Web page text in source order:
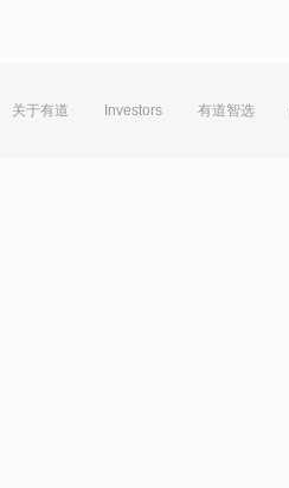
关于有道 Investors 有道智选